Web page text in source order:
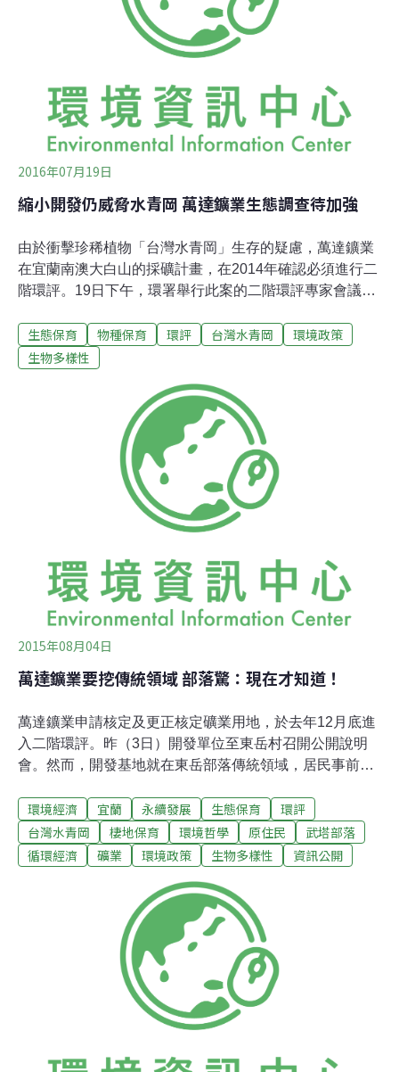
它，翠綠的葉子轉為黃褐色，然後接著葉子掉落，剩下枝
幹，宛如一幅水墨畫，這是為了渡冬的準備，春天開花萌
芽，夏天滿樹翠綠生意盎然，氣候變遷是它們最大的威
學者首次在海拔2000公尺的南投山區，採集到台
2016年07月19日
縮小開發仍威脅水青岡 萬達鑛業生態調查待加強
由於衝擊珍稀植物「台灣水青岡」生存的疑慮，萬達鑛業
在宜蘭南澳大白山的採礦計畫，在2014年確認必須進行二
階環評。19日下午，環署舉行此案的二階環評專家會議，
響。雖然近期礦業陸續遭到檢討，包括亞泥將退出在太魯
閣國家公園、榮豐案的環評甚至遭到環署駁回、環署要發
推進。在先前兩次的範疇界定會議中，決定此案的二階環
評將要對地質、地下水、水文平衡、空氣品質、陸域動
物、陸域植物等六項進行評估。雖然業者一再縮小面積，
卻仍遭質疑衝擊水青岡。來源：翻攝簡報資料。此次為了
水青岡的生態影響所舉行的專家會議，則是在業者、民
間、宜蘭縣政府、專案小組召集人張學文等的推薦下，找
來包括台大森林系名譽教授胡弘道、宜蘭大學森林系系主
授劉和義等，森林與生物領域的學者來討論。與會專家
生態保育 物種保育 環評 台灣水青岡
環境政策
生物多樣性
2015年08月04日
萬達鑛業要挖傳統領域 部落驚：現在才知道！
萬達鑛業申請核定及更正核定礦業用地，於去年12月底進
入二階環評。昨（3日）開發單位至東岳村召開公開說明
會。然而，開發基地就在東岳部落傳統領域，居民事前卻
落。東岳部落即質疑：「開發基地距離武塔有15公里，怎
麼會是武塔的傳統領域？」對此，開發單位解釋，是原民
會提供的資料有誤。萬達鑛業要在南澳大白山西側的國有
林班地展延用地許可，由於此案牽涉到台灣七種法定自然
紀念物之一——台灣水青岡棲地。卻未提出令人滿意的生
態保育對策；另外對於集水區水質水量、地質、土壤、土
石流，以及原住民族的知情同意、利益分享等問題，都須
進行實質審查。保育生態系 不只水青岡會議上針對一階環
評審查提出的八項結論解決對策進行說明，在鄰近台灣水
青岡分布區域影響及對策上，除了否認採礦衝擊台灣水青
岡，並提出幾項對策，包括將採礦區調整到台灣水青岡分
環境經濟 宜蘭 永續發展 生態保育
環評
台灣水青岡
棲地保育 環境哲學 原住民
武塔部落
循環經濟
礦業 環境政策 生物多樣性 資訊公開